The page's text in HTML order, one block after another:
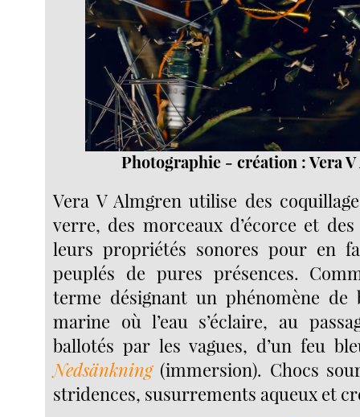
Photographie - création : Vera
Vera V Almgren utilise des
verre, des morceaux d’écorce et
leurs propriétés sonores pour en
peuplés de pures présences.
terme désignant un phénomène de
marine où l’eau s’éclaire, au
ballotés par les vagues, d’un feu
Nedsänkning(immersion). Chocs
stridences, susurrements aqueux et